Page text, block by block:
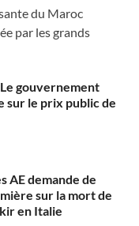
du Maroc
par les grands
gouvernement
sur le prix public de
AE demande de
sur la mort de
en Italie